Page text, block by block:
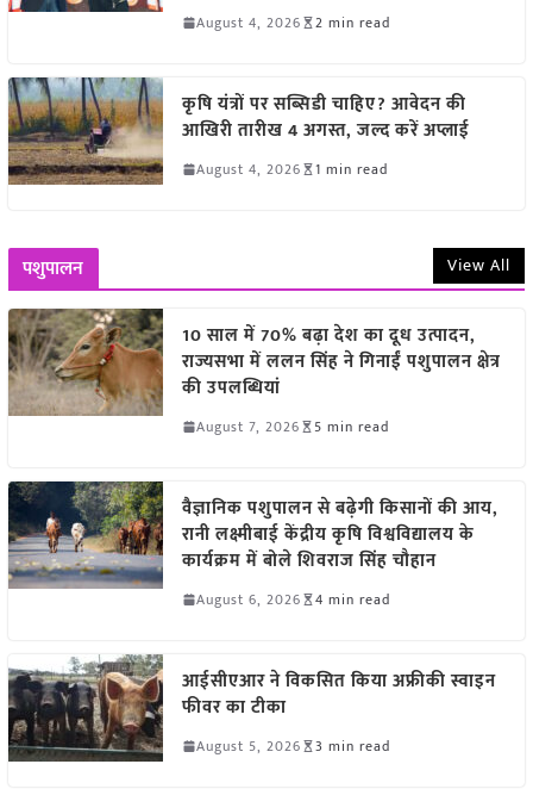
August 4, 2026 2 min read
कृषि यंत्रों पर सब्सिडी चाहिए? आवेदन की
आखिरी तारीख 4 अगस्त, जल्द करें अप्लाई
August 4, 2026 1 min read
पशुपालन View All
10 साल में 70% बढ़ा देश का दूध उत्पादन,
राज्यसभा में ललन सिंह ने गिनाईं पशुपालन क्षेत्र
की उपलब्धियां
August 7, 2026 5 min read
वैज्ञानिक पशुपालन से बढ़ेगी किसानों की आय,
रानी लक्ष्मीबाई केंद्रीय कृषि विश्वविद्यालय के
कार्यक्रम में बोले शिवराज सिंह चौहान
August 6, 2026 4 min read
आईसीएआर ने विकसित किया अफ्रीकी स्वाइन
फीवर का टीका
August 5, 2026 3 min read